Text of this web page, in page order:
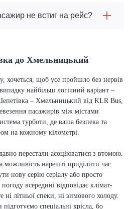
не встиг на рейс?
до Хмельницький
хочеться, щоб усе пройшло без нервів
найбільш логічний варіант –
– Хмельницький від KLR Bus,
пасажирів між містами
турботи, де ваша безпека та
на кожному кілометрі.
перестали асоціюватися з втомою.
можливість нарешті приділити час
нову серію серіалу або просто
всередині відповідає клімат-
ні літньої спеки, ні зимового холоду.
спеціальні крісла, бо